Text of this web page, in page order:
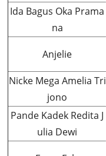
Ida Bagus Oka Prama
na
Anjelie
Nicke Mega Amelia Tri
jono
Pande Kadek Redita J
ulia Dewi